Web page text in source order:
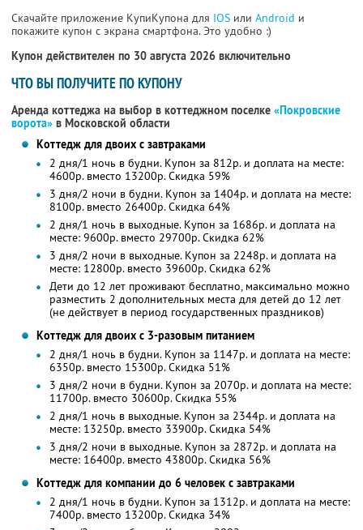
Скачайте приложение КупиКупона для IOS или Android и
покажите купон с экрана смартфона. Это удобно :)
Купон действителен по 30 августа 2026 включительно
ЧТО ВЫ ПОЛУЧИТЕ ПО КУПОНУ
Аренда коттеджа на выбор в коттеджном поселке «Покровские
ворота» в Московской области
Коттедж для двоих с завтраками
2 дня/1 ночь в будни. Купон за 812р. и доплата на месте:
4600р. вместо 13200р. Скидка 59%
3 дня/2 ночи в будни. Купон за 1404р. и доплата на месте:
8100р. вместо 26400р. Скидка 64%
2 дня/1 ночь в выходные. Купон за 1686р. и доплата на
месте: 9600р. вместо 29700р. Скидка 62%
3 дня/2 ночи в выходные. Купон за 2248р. и доплата на
месте: 12800р. вместо 39600р. Скидка 62%
Дети до 12 лет проживают бесплатно, максимально можно
разместить 2 дополнительных места для детей до 12 лет
(не действует в период государственных праздников)
Коттедж для двоих с 3-разовым питанием
2 дня/1 ночь в будни. Купон за 1147р. и доплата на месте:
6350р. вместо 15300р. Скидка 51%
3 дня/2 ночи в будни. Купон за 2070р. и доплата на месте:
11700р. вместо 30600р. Скидка 55%
2 дня/1 ночь в выходные. Купон за 2344р. и доплата на
месте: 13250р. вместо 33900р. Скидка 54%
3 дня/2 ночи в выходные. Купон за 2872р. и доплата на
месте: 16400р. вместо 43800р. Скидка 56%
Коттедж для компании до 6 человек с завтраками
2 дня/1 ночь в будни. Купон за 1312р. и доплата на месте:
7400р. вместо 13200р. Скидка 34%